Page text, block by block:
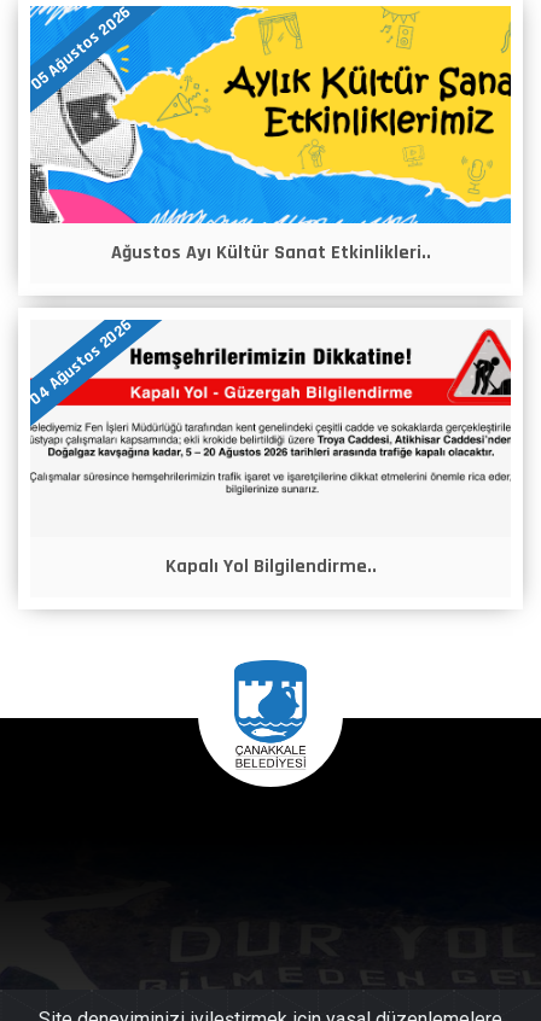
05 Ağustos 2026
Ağustos Ayı Kültür Sanat Etkinlikleri..
04 Ağustos 2026
Kapalı Yol Bilgilendirme..